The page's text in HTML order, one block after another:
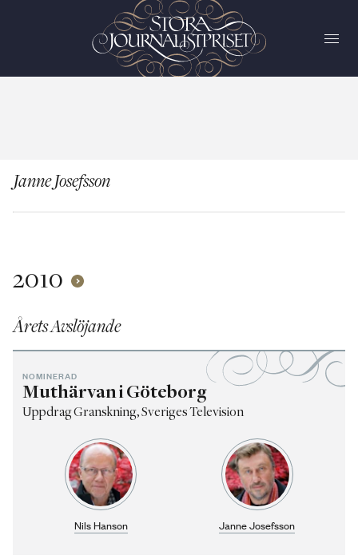
Janne Josefsson
2010
Årets Avslöjande
NOMINERAD
Muthärvan i Göteborg
Uppdrag Granskning, Sveriges Television
Nils Hanson Janne Josefsson